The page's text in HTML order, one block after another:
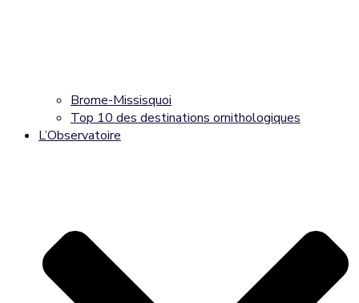
Brome-Missisquoi
Top 10 des destinations ornithologiques
L’Observatoire